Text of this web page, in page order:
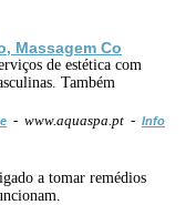
, Massagem Co
de estética com
Também
- www.aquaspa.pt - Info
a tomar remédios